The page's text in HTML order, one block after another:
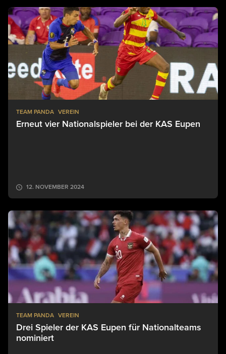
TEAM PANDA VEREIN
Erneut vier Nationalspieler bei der KAS Eupen
12. NOVEMBER 2024
TEAM PANDA VEREIN
Drei Spieler der KAS Eupen für Nationalteams
nominiert